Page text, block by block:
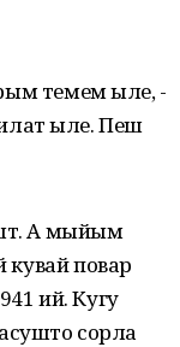
темем ыле, -
ыле. Пеш
А мыйым
повар
ий. Кугу
сорла